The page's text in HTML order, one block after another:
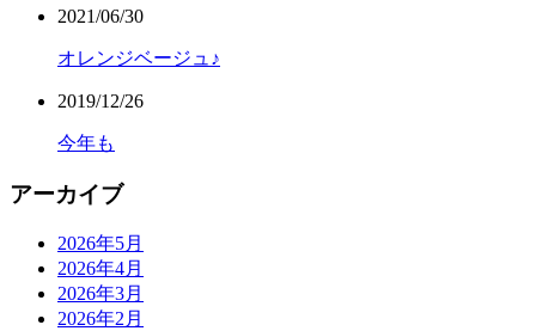
2021/06/30
オレンジベージュ♪
2019/12/26
今年も
アーカイブ
2026年5月
2026年4月
2026年3月
2026年2月